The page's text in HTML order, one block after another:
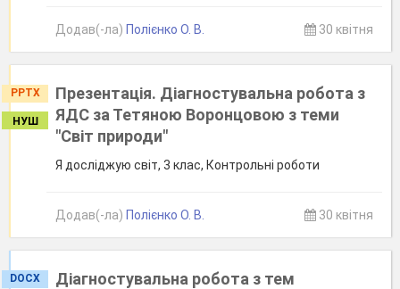
Додав(-ла) Полієнко О. В. 30 квітня
PPTX
НУШ
Презентація. Діагностувальна робота з
ЯДС за Тетяною Воронцовою з теми
"Світ природи"
Я досліджую світ, 3 клас, Контрольні роботи
Додав(-ла) Полієнко О. В. 30 квітня
DOCX
Діагностувальна робота з тем